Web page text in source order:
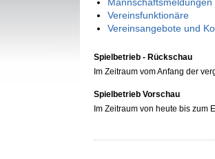
Vereinsfunktionäre
Vereinsangebote und
Spielbetrieb - Rückschau
Im Zeitraum vom Anfang der
Spielbetrieb Vorschau
Im Zeitraum von heute bis zum